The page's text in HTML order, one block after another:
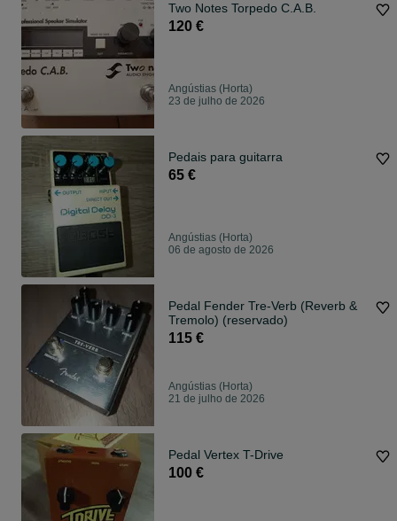
Two Notes Torpedo C.A.B.
120 €
Angústias (Horta)
23 de julho de 2026
Pedais para guitarra
65 €
Angústias (Horta)
06 de agosto de 2026
Pedal Fender Tre-Verb (Reverb &
Tremolo) (reservado)
115 €
Angústias (Horta)
21 de julho de 2026
Pedal Vertex T-Drive
100 €